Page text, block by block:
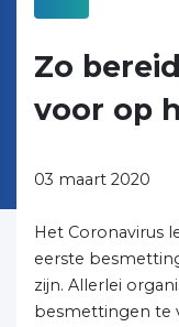
Zo
voor op
03 maart 2020
Het Coronavirus
eerste
zijn. Allerlei
besmettingen te